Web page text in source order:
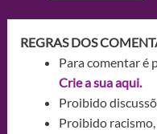
REGRAS DOS
Para comentar é
Crie a sua aqui.
Proibido
Proibido